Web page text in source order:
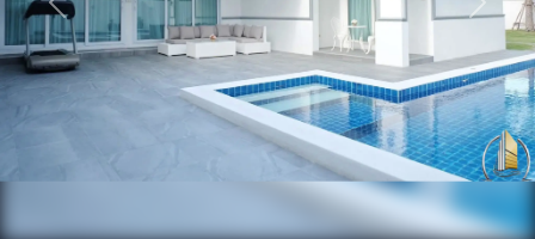
ก่อนหน้า ถัดไป